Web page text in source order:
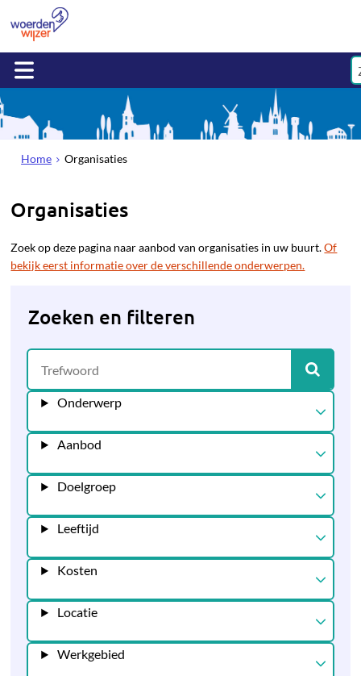
Home Organisaties
Organisaties
Zoek op deze pagina naar aanbod van organisaties in uw buurt.Of
bekijk eerst informatie over de verschillende onderwerpen.
Zoeken en filteren
Onderwerp
Aanbod
Doelgroep
Leeftijd
Kosten
Locatie
Werkgebied